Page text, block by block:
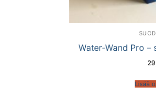
Water-Wand Pro –
Lisää